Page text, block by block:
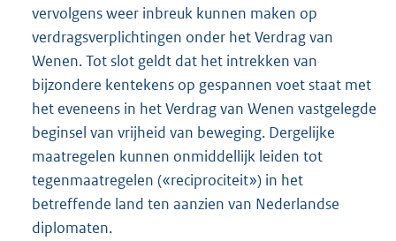
vervolgens weer inbreuk kunnen maken op
verdragsverplichtingen onder het Verdrag van
Wenen. Tot slot geldt dat het intrekken van
bijzondere kentekens op gespannen voet staat met
het eveneens in het Verdrag van Wenen vastgelegde
beginsel van vrijheid van beweging. Dergelijke
maatregelen kunnen onmiddellijk leiden tot
tegenmaatregelen («reciprociteit») in het
betreffende land ten aanzien van Nederlandse
diplomaten.